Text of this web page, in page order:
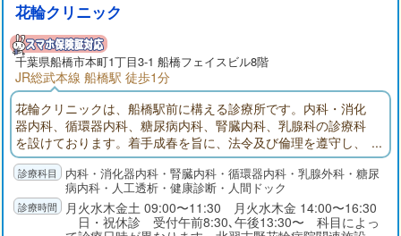
花輪クリニック
千葉県船橋市本町1丁目3-1 船橋フェイスビル8階
JR総武本線 船橋駅 徒歩1分
花輪クリニックは、船橋駅前に構える診療所です。内科・消化
器内科、循環器内科、糖尿病内科、腎臓内科、乳腺科の診療科
を設けております。着手成春を旨に、法令及び倫理を遵守し、
相協力して安全で安心な医療に取り組みます。
内科・消化器内科・腎臓内科・循環器内科・乳腺外科・糖尿
病内科・人工透析・健康診断・人間ドック
月火水木金土 09:00〜11:30 月火水木金 14:00〜16:30
日・祝休診 受付午前8:30､午後13:30〜 科目によっ